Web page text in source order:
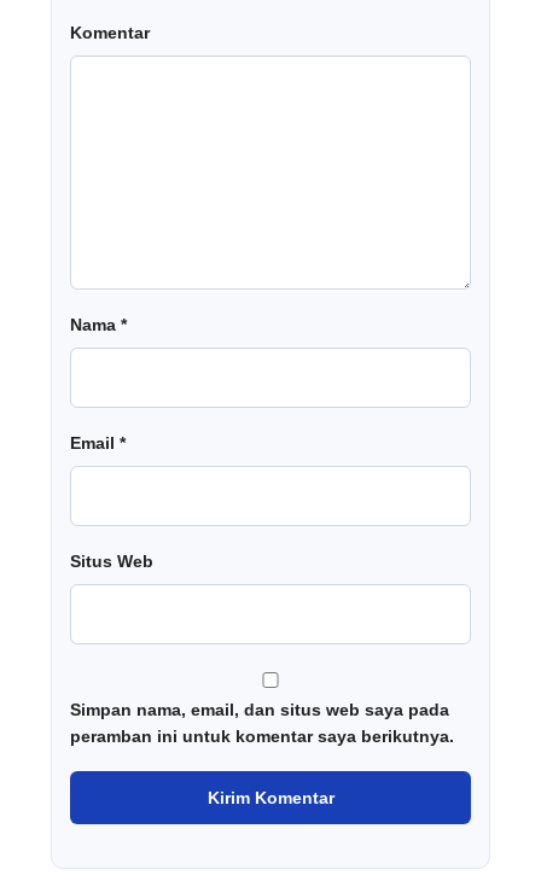
Komentar
Nama *
Email *
Situs Web
Simpan nama, email, dan situs web saya pada
peramban ini untuk komentar saya berikutnya.